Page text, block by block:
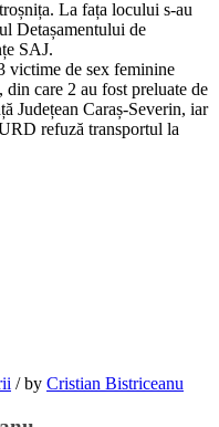
La fața locului s-au
Detașamentului de
SAJ.
victime de sex feminine
din care 2 au fost preluate de
Județean Caraș-Severin, iar
refuză transportul la
/by Cristian Bistriceanu